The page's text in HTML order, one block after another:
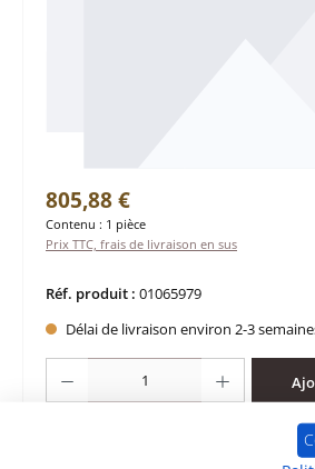
Prix régulier :
805,88 €
Contenu : 1 pièce
Prix TTC, frais de livraison en sus
Réf. produit : 01065979
Délai de livraison environ 2-3
Quantité de produit : Entrez la quantité